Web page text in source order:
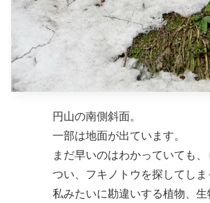
円山の南側斜面。
一部は地面が出ています。
まだ早いのはわかっていても
つい、フキノトウを探してし
私みたいに勘違いする植物、